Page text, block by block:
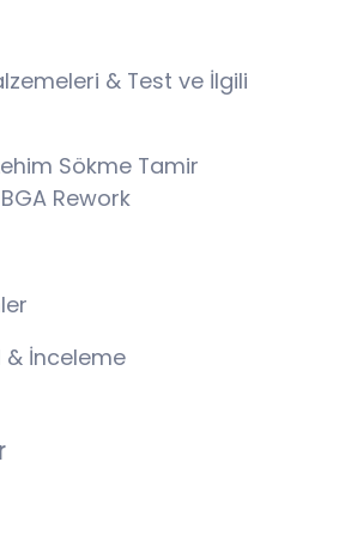
& Test ve İlgili
Sökme Tamir
Rework
& İnceleme